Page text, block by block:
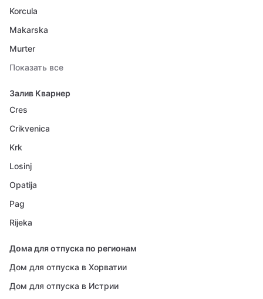
Korcula
Makarska
Murter
Показать все
Залив Кварнер
Cres
Crikvenica
Krk
Losinj
Opatija
Pag
Rijeka
Дома для отпуска по регионам
Дом для отпуска в Хорватии
Дом для отпуска в Истрии